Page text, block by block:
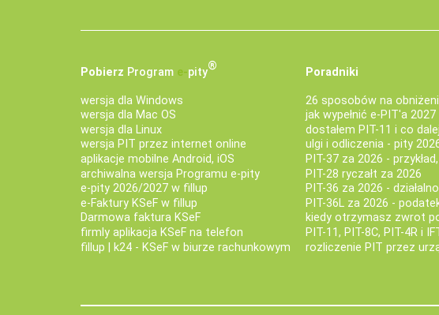
Pobierz Program e‑pity®
wersja dla Windows
wersja dla Mac OS
wersja dla Linux
wersja PIT przez internet online
aplikacje mobilne Android, iOS
archiwalna wersja Programu e-pity
e-pity 2026/2027 w fillup
e‑Faktury KSeF w fillup
Darmowa faktura KSeF
firmly aplikacja KSeF na telefon
fillup | k24 - KSeF w biurze rachunkowym
Poradniki
26 sposobów na
jak wypełnić e-PIT'a 2027
dostałem PIT-11 i co
ulgi i odliczenia - pity
PIT-37 za 2026 -
PIT-28 ryczałt za 2026
PIT-36 za 2026 -
PIT-36L za 2026 -
kiedy otrzymasz zwrot
PIT-11, PIT-8C, PIT-4R i
rozliczenie PIT przez